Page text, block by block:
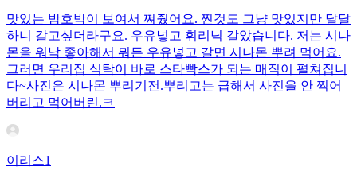
맛있는 밤호박이 보여서 쪄줬어요. 찐것도 그냥 맛있지만 달달
하니 갈고싶더라구요. 우유넣고 휘리닉 갈았습니다. 저는 시나
몬을 워낙 좋아해서 뭐든 우유넣고 갈면 시나몬 뿌려 먹어요.
그러면 우리집 식탁이 바로 스타빡스가 되는 매직이 펼쳐집니
다~사진은 시나몬 뿌리기전.뿌리고는 급해서 사진을 안 찍어
버리고 먹어버린.ㅋ
이리스1